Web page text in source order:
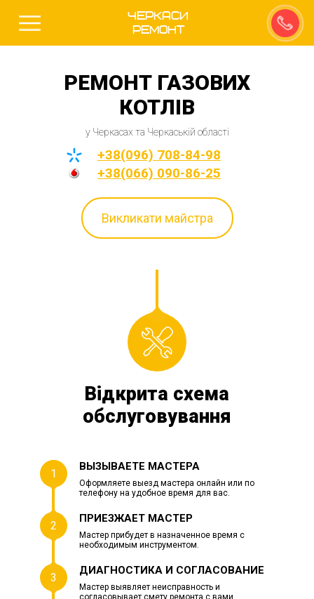
Черкаси
Ремонт
РЕМОНТ ГАЗОВИХ
КОТЛІВ
у Черкасах та Черкаській області
+38(096) 708-84-98
+38(066) 090-86-25
Викликати майстра
Відкрита схема
обслуговування
1
ВЫЗЫВАЕТЕ МАСТЕРА
Оформляете выезд мастера онлайн или по
телефону на удобное время для вас.
2
ПРИЕЗЖАЕТ МАСТЕР
Мастер прибудет в назначенное время с
необходимым инструментом.
3
ДИАГНОСТИКА И СОГЛАСОВАНИЕ
Мастер выявляет неисправность и
согласовывает смету ремонта с вами.